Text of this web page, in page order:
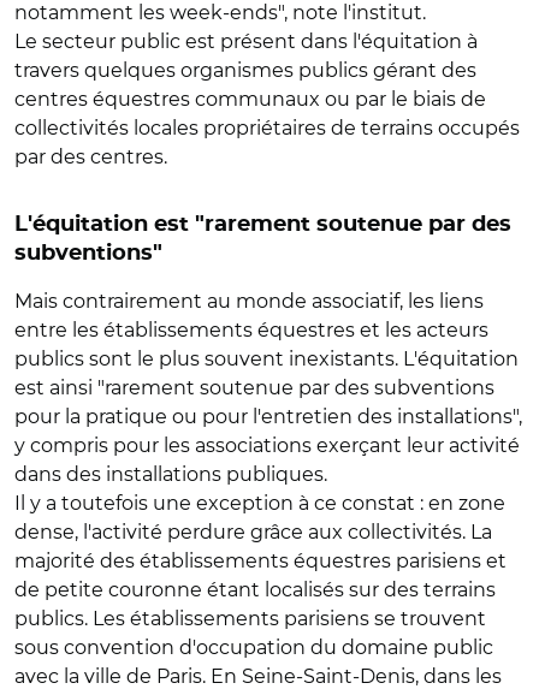
notamment les week-ends", note l'institut.
Le secteur public est présent dans l'équitation à
travers quelques organismes publics gérant des
centres équestres communaux ou par le biais de
collectivités locales propriétaires de terrains occupés
par des centres.
L'équitation est "rarement soutenue par des
subventions"
Mais contrairement au monde associatif, les liens
entre les établissements équestres et les acteurs
publics sont le plus souvent inexistants. L'équitation
est ainsi "rarement soutenue par des subventions
pour la pratique ou pour l'entretien des installations",
y compris pour les associations exerçant leur activité
dans des installations publiques.
Il y a toutefois une exception à ce constat : en zone
dense, l'activité perdure grâce aux collectivités. La
majorité des établissements équestres parisiens et
de petite couronne étant localisés sur des terrains
publics. Les établissements parisiens se trouvent
sous convention d'occupation du domaine public
avec la ville de Paris. En Seine-Saint-Denis, dans les